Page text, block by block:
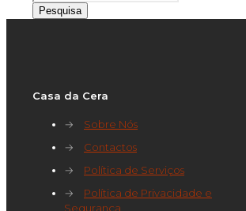
por:
Pesquisa
Casa da Cera
→
Sobre Nós
→
Contactos
→
Política de Serviços
→
Política de Privacidade e
Segurança